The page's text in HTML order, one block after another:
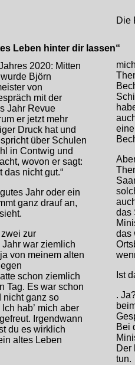
Die
Leben hinter dir lassen“
2020: Mitten
Björn
von
mit der
Jahr Revue
er jetzt mehr
Druck hat und
über Schulen
in Contwig und
wovon er sagt:
das nicht gut.“
Jahr oder ein
ganz drauf an,
zur
war ziemlich
von meinem alten
schon ziemlich
Tag. Es war schon
nicht ganz so
hab’ mich aber
Irgendwann
du es wirklich
altes Leben
das
das
Ist
.
Bei
Der
tun.